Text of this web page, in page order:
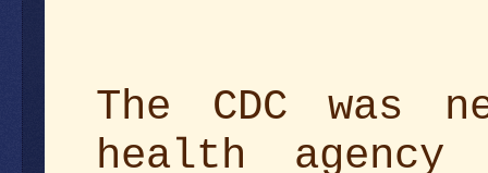
The CDC was
health